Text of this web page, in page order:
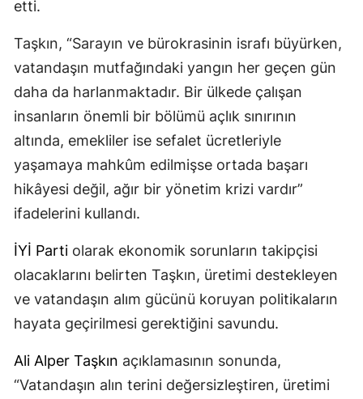
etti.
Taşkın, “Sarayın ve bürokrasinin israfı büyürken,
vatandaşın mutfağındaki yangın her geçen gün
daha da harlanmaktadır. Bir ülkede çalışan
insanların önemli bir bölümü açlık sınırının
altında, emekliler ise sefalet ücretleriyle
yaşamaya mahkûm edilmişse ortada başarı
hikâyesi değil, ağır bir yönetim krizi vardır”
ifadelerini kullandı.
İYİ Parti olarak ekonomik sorunların takipçisi
olacaklarını belirten Taşkın, üretimi destekleyen
ve vatandaşın alım gücünü koruyan politikaların
hayata geçirilmesi gerektiğini savundu.
Ali Alper Taşkın açıklamasının sonunda,
“Vatandaşın alın terini değersizleştiren, üretimi